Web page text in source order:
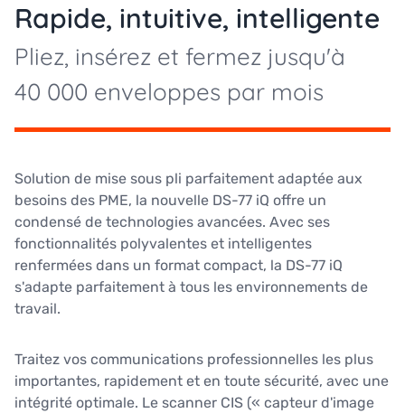
Rapide, intuitive, intelligente
Pliez, insérez et fermez jusqu'à
40 000 enveloppes par mois
Solution de mise sous pli parfaitement adaptée aux
besoins des PME, la nouvelle DS-77 iQ offre un
condensé de technologies avancées. Avec ses
fonctionnalités polyvalentes et intelligentes
renfermées dans un format compact, la DS-77 iQ
s'adapte parfaitement à tous les environnements de
travail.
Traitez vos communications professionnelles les plus
importantes, rapidement et en toute sécurité, avec une
intégrité optimale. Le scanner CIS (« capteur d'image